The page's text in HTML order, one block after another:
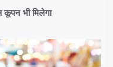
कूपन भी मिलेगा